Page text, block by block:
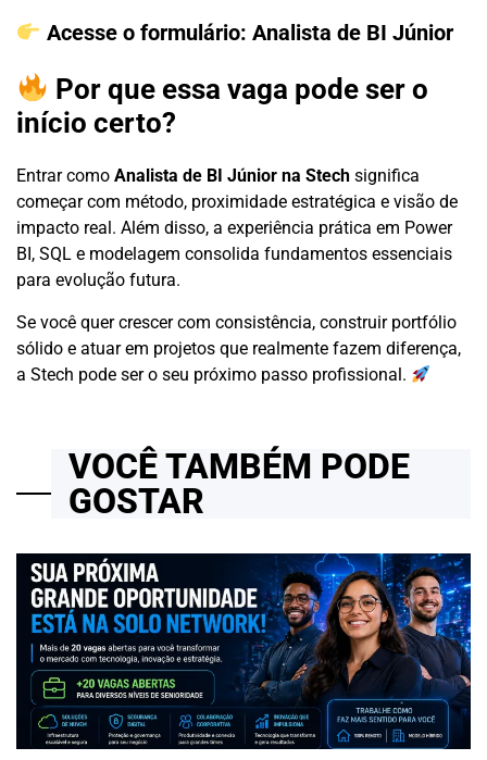
Acesse o formulário: Analista de BI Júnior
Por que essa vaga pode ser o
início certo?
Entrar como Analista de BI Júnior na Stech significa
começar com método, proximidade estratégica e visão de
impacto real. Além disso, a experiência prática em Power
BI, SQL e modelagem consolida fundamentos essenciais
para evolução futura.
Se você quer crescer com consistência, construir portfólio
sólido e atuar em projetos que realmente fazem diferença,
a Stech pode ser o seu próximo passo profissional.
VOCÊ TAMBÉM PODE
GOSTAR